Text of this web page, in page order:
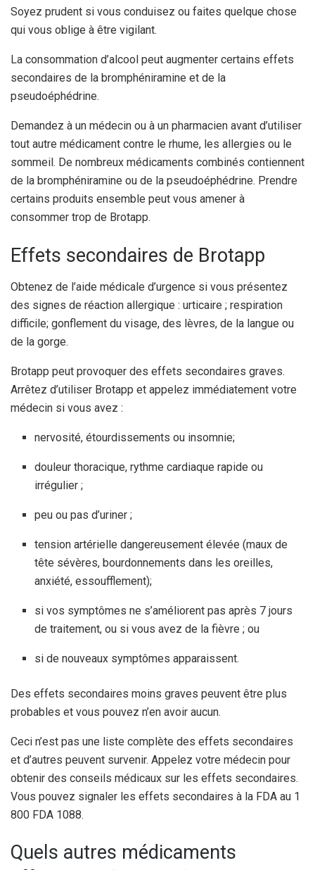
Soyez prudent si vous conduisez ou faites quelque chose
qui vous oblige à être vigilant.
La consommation d’alcool peut augmenter certains effets
secondaires de la bromphéniramine et de la
pseudoéphédrine.
Demandez à un médecin ou à un pharmacien avant d’utiliser
tout autre médicament contre le rhume, les allergies ou le
sommeil. De nombreux médicaments combinés contiennent
de la bromphéniramine ou de la pseudoéphédrine. Prendre
certains produits ensemble peut vous amener à
consommer trop de Brotapp.
Effets secondaires de Brotapp
Obtenez de l’aide médicale d’urgence si vous présentez
des signes de réaction allergique : urticaire ; respiration
difficile; gonflement du visage, des lèvres, de la langue ou
de la gorge.
Brotapp peut provoquer des effets secondaires graves.
Arrêtez d’utiliser Brotapp et appelez immédiatement votre
médecin si vous avez :
nervosité, étourdissements ou insomnie;
douleur thoracique, rythme cardiaque rapide ou
irrégulier ;
peu ou pas d’uriner ;
tension artérielle dangereusement élevée (maux de
tête sévères, bourdonnements dans les oreilles,
anxiété, essoufflement);
si vos symptômes ne s’améliorent pas après 7 jours
de traitement, ou si vous avez de la fièvre ; ou
si de nouveaux symptômes apparaissent.
Des effets secondaires moins graves peuvent être plus
probables et vous pouvez n’en avoir aucun.
Ceci n’est pas une liste complète des effets secondaires
et d’autres peuvent survenir. Appelez votre médecin pour
obtenir des conseils médicaux sur les effets secondaires.
Vous pouvez signaler les effets secondaires à la FDA au 1
800 FDA 1088.
Quels autres médicaments